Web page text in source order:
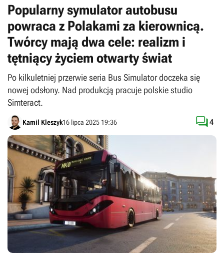
Popularny symulator autobusu
powraca z Polakami za kierownicą.
Twórcy mają dwa cele: realizm i
tętniący życiem otwarty świat
Po kilkuletniej przerwie seria Bus Simulator doczeka się
nowej odsłony. Nad produkcją pracuje polskie studio
Simteract.
Kamil Kleszyk16 lipca 2025 19:36 4